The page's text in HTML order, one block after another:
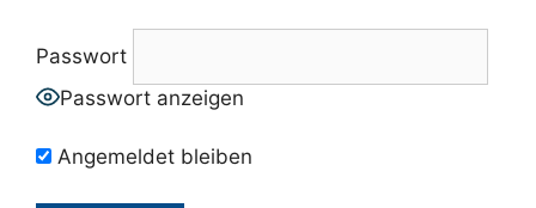
Passwort
Passwort anzeigen
Angemeldet bleiben